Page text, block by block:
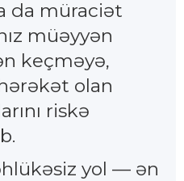
da müraciət
müəyyən
keçməyə,
olan
riskə
yol — ən